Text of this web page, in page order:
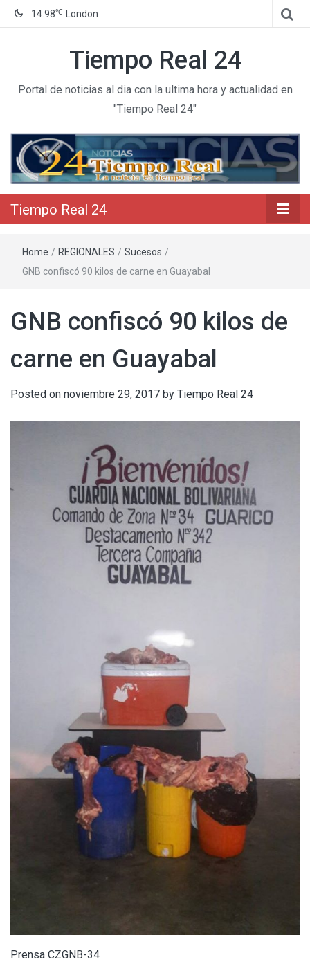
14.98℃ London
Tiempo Real 24
Portal de noticias al dia con la ultima hora y actualidad en
"Tiempo Real 24"
Tiempo Real 24
Home / REGIONALES / Sucesos /
GNB confiscó 90 kilos de carne en Guayabal
GNB confiscó 90 kilos de
carne en Guayabal
Posted on noviembre 29, 2017 by Tiempo Real 24
Prensa CZGNB-34